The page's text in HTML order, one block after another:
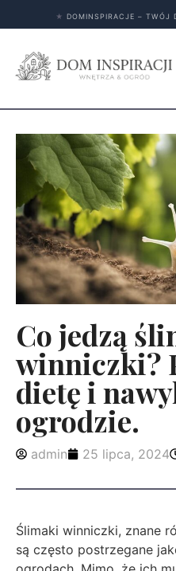
★ DOMINSPIRACJE – TWÓJ
Co jedzą
winniczki?
dietę i
ogrodzie.
admin 25 lipca, 2024
Ślimaki winniczki, znane
są często postrzegane